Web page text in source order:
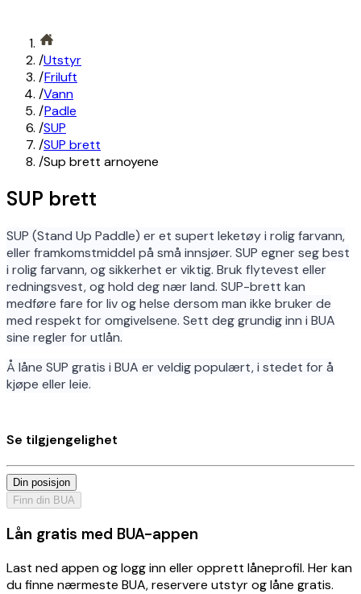
/Utstyr
/Friluft
/Vann
/Padle
/SUP
/SUP brett
/Sup brett arnoyene
SUP brett
SUP (Stand Up Paddle) er et supert leketøy i rolig farvann,
eller framkomstmiddel på små innsjøer. SUP egner seg best
i rolig farvann, og sikkerhet er viktig. Bruk flytevest eller
redningsvest, og hold deg nær land. SUP-brett kan
medføre fare for liv og helse dersom man ikke bruker de
med respekt for omgivelsene. Sett deg grundig inn i BUA
sine regler for utlån.
Å låne SUP gratis i BUA er veldig populært, i stedet for å
kjøpe eller leie.
Se tilgjengelighet
Din posisjon
Finn din BUA
Lån gratis med BUA-appen
Last ned appen og logg inn eller opprett låneprofil. Her kan
du finne nærmeste BUA, reservere utstyr og låne gratis.